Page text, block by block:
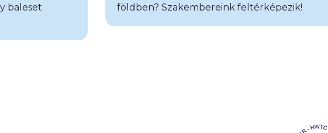
baleset
földben? Szakembereink feltérképezik!